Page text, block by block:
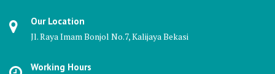
Our Location
Jl. Raya Imam Bonjol No.7, Kalijaya Bekasi
Working Hours